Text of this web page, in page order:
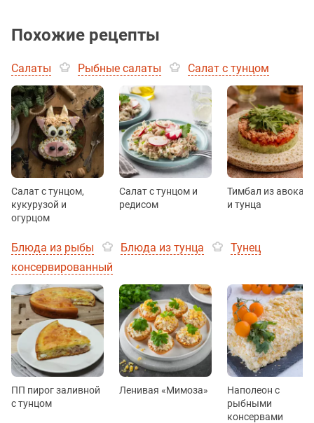
Похожие рецепты
Салаты Рыбные салаты Салат с тунцом
Салат с тунцом,
кукурузой и
огурцом
Салат с тунцом и
редисом
Тимбал из
и тунца
Блюда из рыбы Блюда из тунца
Тунец
консервированный
ПП пирог заливной
с тунцом
Ленивая «Мимоза»
Наполеон с
рыбными
консервами